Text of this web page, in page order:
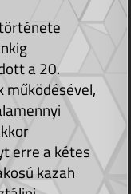
a 20.
erre a kétes
kazah